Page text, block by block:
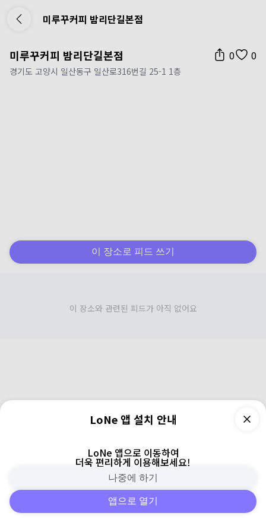
미루꾸커피 밤리단길본점
미루꾸커피 밤리단길본점 0 0
경기도 고양시 일산동구 일산로316번길 25-1 1층
이 장소로 피드 쓰기
이 장소와 관련된 피드가 아직 없어요
피드 주변 검색 로그인
LoNe 앱 설치 안내
LoNe 앱으로 이동하여
더욱 편리하게 이용해보세요!
나중에 하기
앱으로 열기